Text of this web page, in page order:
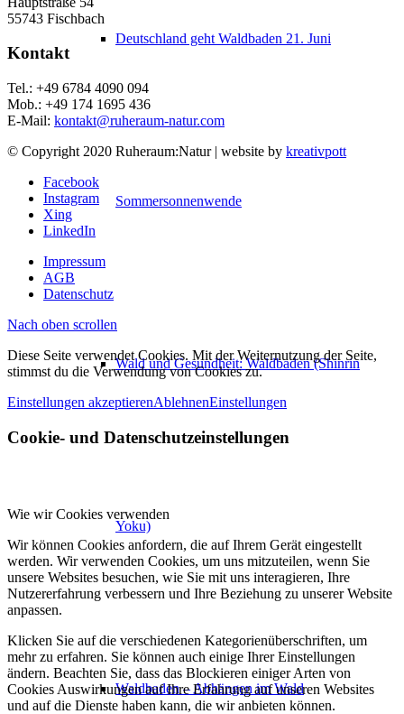
Deutschland geht Waldbaden 21. Juni
Sommersonnenwende
Wald und Gesundheit: Waldbaden (Shinrin
Yoku)
Waldbaden – Abhängen im Wald
55743 Fischbach
Kontakt
Tel.: +49 6784 4090 094
Mob.: +49 174 1695 436
E-Mail: kontakt@ruheraum-natur.com
© Copyright 2020 Ruheraum:Natur | website by kreativpott
Facebook
Instagram
Xing
LinkedIn
Impressum
AGB
Datenschutz
Nach oben scrollen
Diese Seite verwendet Cookies. Mit der Weiternutzung der Seite,
stimmst du die Verwendung von Cookies zu.
Einstellungen akzeptierenAblehnenEinstellungen
Cookie- und Datenschutzeinstellungen
Wie wir Cookies verwenden
Wir können Cookies anfordern, die auf Ihrem Gerät eingestellt
werden. Wir verwenden Cookies, um uns mitzuteilen, wenn Sie
unsere Websites besuchen, wie Sie mit uns interagieren, Ihre
Nutzererfahrung verbessern und Ihre Beziehung zu unserer Website
anpassen.
Klicken Sie auf die verschiedenen Kategorienüberschriften, um
mehr zu erfahren. Sie können auch einige Ihrer Einstellungen
ändern. Beachten Sie, dass das Blockieren einiger Arten von
Cookies Auswirkungen auf Ihre Erfahrung auf unseren Websites
und auf die Dienste haben kann, die wir anbieten können.